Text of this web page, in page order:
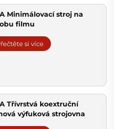
Minimálovací stroj na
filmu
si více
Třívrstvá koextruční
výfuková strojovna